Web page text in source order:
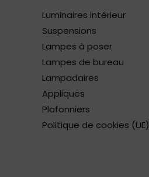
Luminaires intérieur
Suspensions
Lampes à poser
Lampes de bureau
Lampadaires
Appliques
Plafonniers
Politique de cookies (UE)